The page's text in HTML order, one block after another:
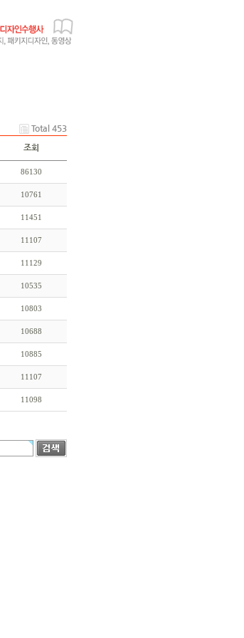
Total 453
조회
86130
10761
11451
11107
11129
10535
10803
10688
10885
11107
11098